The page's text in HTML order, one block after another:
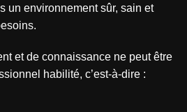
un environnement sûr, sain et
et de connaissance ne peut être
habilité, c’est-à-dire :